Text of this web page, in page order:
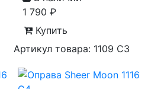
1 790 ₽
Купить
Артикул товара: 1109 С3